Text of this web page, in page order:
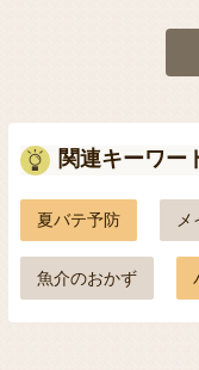
関連キーワー
夏バテ予防 メ
魚介のおかず